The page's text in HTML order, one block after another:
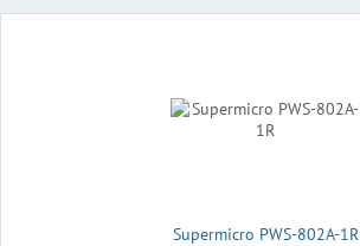
Supermicro PWS-802A-1R